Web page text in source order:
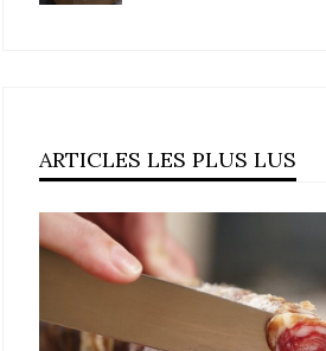
ARTICLES LES PLUS LUS